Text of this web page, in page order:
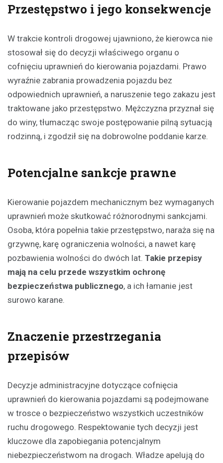
Przestępstwo i jego konsekwencje
W trakcie kontroli drogowej ujawniono, że kierowca nie
stosował się do decyzji właściwego organu o
cofnięciu uprawnień do kierowania pojazdami. Prawo
wyraźnie zabrania prowadzenia pojazdu bez
odpowiednich uprawnień, a naruszenie tego zakazu jest
traktowane jako przestępstwo. Mężczyzna przyznał się
do winy, tłumacząc swoje postępowanie pilną sytuacją
rodzinną, i zgodził się na dobrowolne poddanie karze.
Potencjalne sankcje prawne
Kierowanie pojazdem mechanicznym bez wymaganych
uprawnień może skutkować różnorodnymi sankcjami.
Osoba, która popełnia takie przestępstwo, naraża się na
grzywnę, karę ograniczenia wolności, a nawet karę
pozbawienia wolności do dwóch lat. Takie przepisy
mają na celu przede wszystkim ochronę
bezpieczeństwa publicznego, a ich łamanie jest
surowo karane.
Znaczenie przestrzegania
przepisów
Decyzje administracyjne dotyczące cofnięcia
uprawnień do kierowania pojazdami są podejmowane
w trosce o bezpieczeństwo wszystkich uczestników
ruchu drogowego. Respektowanie tych decyzji jest
kluczowe dla zapobiegania potencjalnym
niebezpieczeństwom na drogach. Władze apelują do